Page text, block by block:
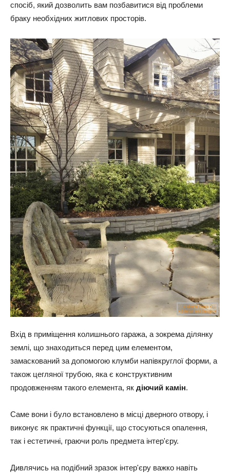
спосіб, який дозволить вам позбавитися від проблеми
браку необхідних житлових просторів.
Вхід в приміщення колишнього гаража, а зокрема ділянку
землі, що знаходиться перед цим елементом,
замаскований за допомогою клумби напівкруглої форми, а
також цегляної трубою, яка є конструктивним
продовженням такого елемента, як діючий камін.
Саме вони і було встановлено в місці дверного отвору, і
виконує як практичні функції, що стосуються опалення,
так і естетичні, граючи роль предмета інтер'єру.
Дивлячись на подібний зразок інтер'єру важко навіть